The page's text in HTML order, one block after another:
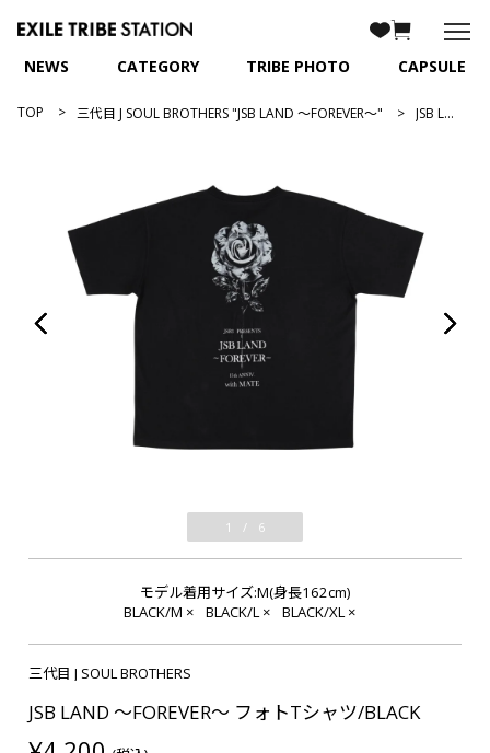
NEWS CATEGORY TRIBE PHOTO CAPSULE
TOP 三代目 J SOUL BROTHERS "JSB LAND ～FOREVER～" JSB LAND ～FOREVER～ フォトTシャツ/BLACK
1 / 6
モデル着用サイズ:M(身長162cm)
BLACK/M × BLACK/L × BLACK/XL ×
三代目 J SOUL BROTHERS
JSB LAND ～FOREVER～ フォトTシャツ/BLACK